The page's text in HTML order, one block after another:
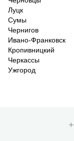
Луцк
Сумы
Чернигов
Ивано-Франковск
Кропивницкий
Черкассы
Ужгород